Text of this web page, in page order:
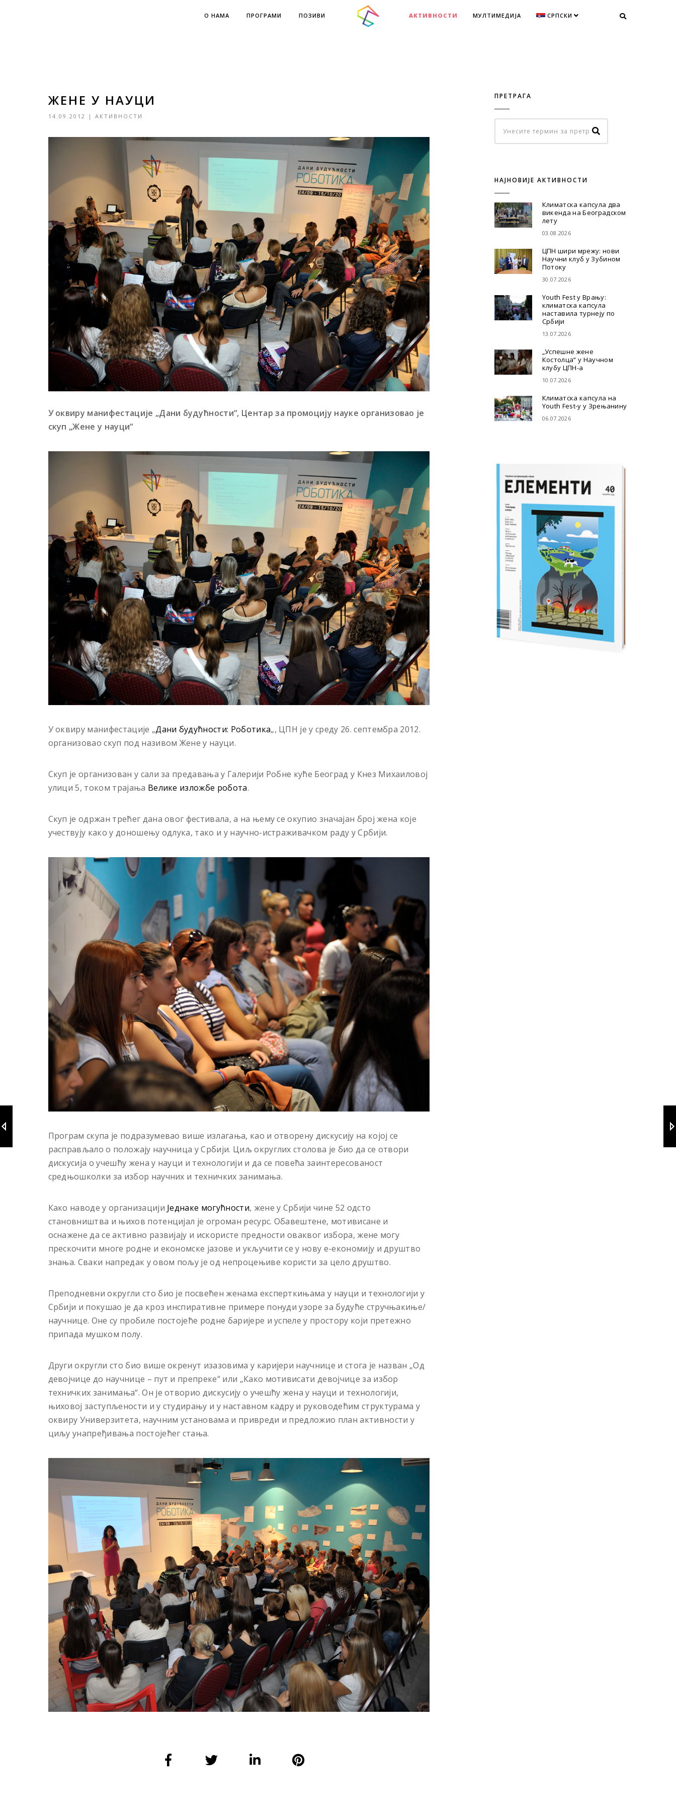
О НАМА ПРОГРАМИ ПОЗИВИ АКТИВНОСТИ МУЛТИМЕДИЈА СРПСКИ
ЖЕНЕ У НАУЦИ
14.09.2012 | АКТИВНОСТИ
У оквиру манифестације „Дани будућности“, Центар за промоцију науке организовао је
скуп „Жене у науци“
У оквиру манифестације „Дани будућности: Роботика„, ЦПН је у среду 26. септембра 2012.
организовао скуп под називом Жене у науци.
Скуп је организован у сали за предавања у Галерији Робне куће Београд у Кнез Михаиловој
улици 5, током трајања Велике изложбе робота.
Скуп је одржан трећег дана овог фестивала, а на њему се окупио значајан број жена које
учествују како у доношењу одлука, тако и у научно-истраживачком раду у Србији.
Програм скупа је подразумевао више излагања, као и отворену дискусију на којој се
расправљало о положају научница у Србији. Циљ округлих столова је био да се отвори
дискусија о учешћу жена у науци и технологији и да се повећа заинтересованост
средњошколки за избор научних и техничких занимања.
Како наводе у организацији Једнаке могућности, жене у Србији чине 52 одсто
становништва и њихов потенцијал је огроман ресурс. Обавештене, мотивисане и
оснажене да се активно развијају и искористе предности оваквог избора, жене могу
прескочити многе родне и економске јазове и укључити се у нову е-економију и друштво
знања. Сваки напредак у овом пољу је од непроцењиве користи за цело друштво.
Преподневни округли сто био је посвећен женама експерткињама у науци и технологији у
Србији и покушао је да кроз инспиративне примере понуди узоре за будуће стручњакиње/
научнице. Оне су пробиле постојеће родне баријере и успеле у простору који претежно
припада мушком полу.
Други округли сто био више окренут изазовима у каријери научнице и стога је назван „Од
девојчице до научнице – пут и препреке“ или „Како мотивисати девојчице за избор
техничких занимања“. Он је отворио дискусију о учешћу жена у науци и технологији,
њиховој заступљености и у студирању и у наставном кадру и руководећим структурама у
оквиру Универзитета, научним установама и привреди и предложио план активности у
циљу унапређивања постојећег стања.
ПРЕТРАГА
НАЈНОВИЈЕ АКТИВНОСТИ
Климатска капсула два
викенда на Београдском
лету
03.08.2026
ЦПН шири мрежу: нови
Научни клуб у Зубином
Потоку
30.07.2026
Youth Fest у Врању:
климатска капсула
наставила турнеју по
Србији
13.07.2026
„Успешне жене
Костолца“ у Научном
клубу ЦПН-а
10.07.2026
Климатска капсула на
Youth Fest-у у Зрењанину
06.07.2026